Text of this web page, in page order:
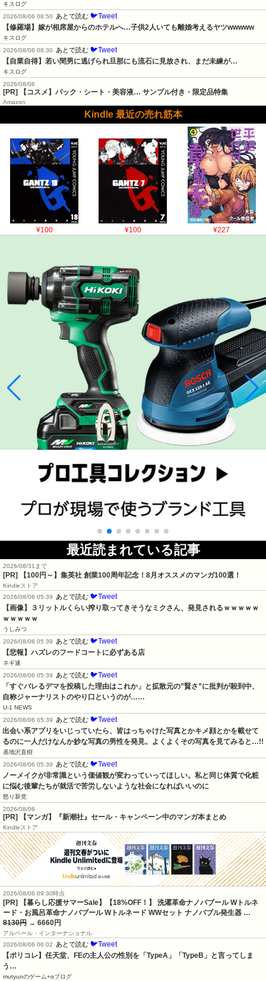
キスログ
2026/08/06 08:50
あとで読む 🐦Tweet
【修羅場】嫁が相席屋からのホテルへ…子供2人いても離婚考えるヤツwwwww
キスログ
2026/08/06 08:30
あとで読む 🐦Tweet
【自業自得】若い間男に逃げられ旦那にも流石に見放され、まだ未練が…
キスログ
2026/08/06
[PR] 【コスメ】パック・シート・美容液… サンプル付き・限定品特集
Amazon
Kindle 最近の売れ筋本
¥100 ¥100 ¥227
最近読まれている記事
2026/08/31まで
[PR] 【100円～】集英社 創業100周年記念！8月オススメのマンガ100選！
Kindleストア
2026/08/06 05:39 あとで読む 🐦Tweet
【画像】３リットルくらい搾り取ってきそうなミクさん、発見されるｗｗｗｗｗ
ｗｗｗｗｗ
うしみつ
2026/08/06 05:39 あとで読む 🐦Tweet
【悲報】ハズレのフードコートに必ずある店
ネギ速
2026/08/06 05:39 あとで読む 🐦Tweet
「すぐバレるデマを投稿した理由はこれか」と拡散元の”賢さ”に批判が殺到中、
自称ジャーナリストのやり口というのが……
U-1 NEWS
2026/08/06 05:39 あとで読む 🐦Tweet
出会い系アプリをいじっていたら、皆はっちゃけた写真とかキメ顔とかを載せて
るのに一人だけなんか妙な写真の男性を発見。よくよくその写真を見てみると…!!
基地沢直樹
2026/08/06 05:39 あとで読む 🐦Tweet
ノーメイクが非常識という価値観が変わっていってほしい。私と同じ体質で化粧
に悩む後輩たちが就活で苦労しないような社会になればいいのに
怒り新党
2026/08/06
[PR] 【マンガ】『新潮社』セール・キャンペーン中のマンガ本まとめ
Kindleストア
2026/08/06 09:30時点
[PR] 【暮らし応援サマーSale】【18%OFF！】 洗濯革命ナノバブール Wトルネ
ード・お風呂革命ナノバブール Wトルネード WWセット ナノバブル発生器 …
8130円 → 6660円
アルベール・インターナショナル
2026/08/06 06:02
あとで読む 🐦Tweet
【ポリコレ】任天堂、FEの主人公の性別を「TypeA」「TypeB」と言ってしま
う…
mutyunのゲーム+αブログ